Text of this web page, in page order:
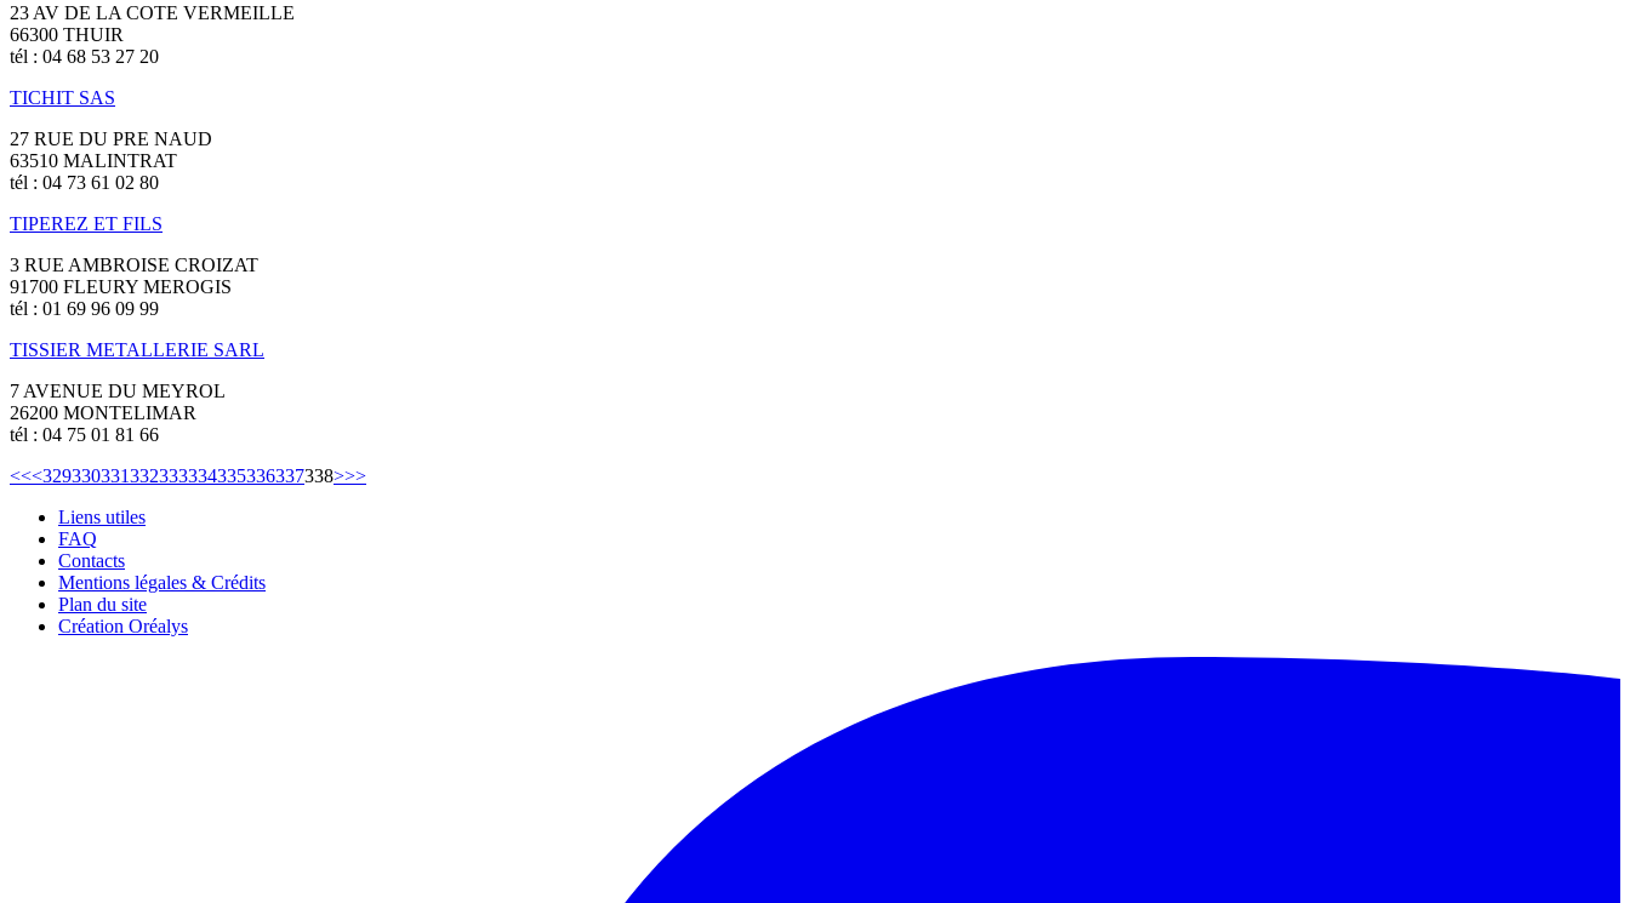
23 AV DE LA COTE VERMEILLE
66300 THUIR
tél : 04 68 53 27 20
TICHIT SAS
27 RUE DU PRE NAUD
63510 MALINTRAT
tél : 04 73 61 02 80
TIPEREZ ET FILS
3 RUE AMBROISE CROIZAT
91700 FLEURY MEROGIS
tél : 01 69 96 09 99
TISSIER METALLERIE SARL
7 AVENUE DU MEYROL
26200 MONTELIMAR
tél : 04 75 01 81 66
<<<329330331332333334335336337338>>>
Liens utiles
FAQ
Contacts
Mentions légales & Crédits
Plan du site
Création Oréalys